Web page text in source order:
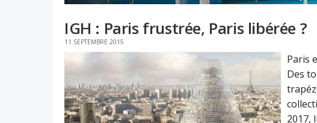
IGH : Paris frustrée, Paris libérée ?
11 SEPTEMBRE 2015
Paris
Des
2017,